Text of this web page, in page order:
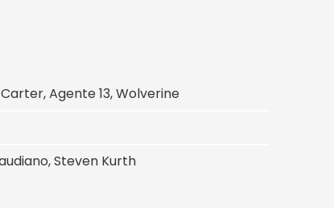
Agente 13, Wolverine
Steven Kurth